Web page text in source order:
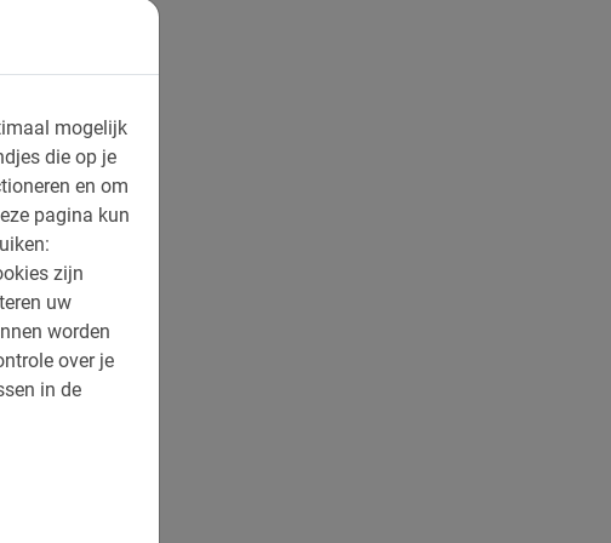
mogelijk
die op je
en om
pagina kun
zijn
uw
worden
over je
in de